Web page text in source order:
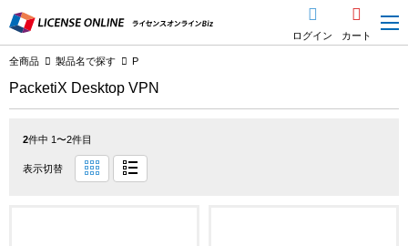
ログイン カート
全商品 製品名で探す P
PacketiX Desktop VPN
2件中 1〜2件目
表示切替